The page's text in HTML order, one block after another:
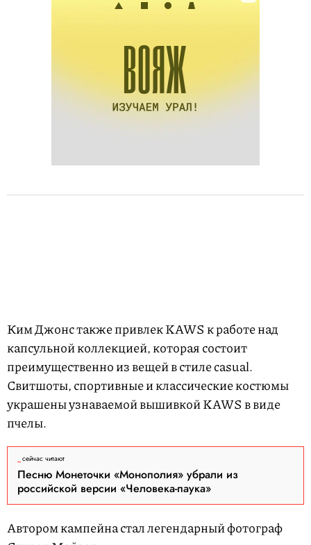
Ким Джонс также привлек KAWS к работе над
капсульной коллекцией, которая состоит
преимущественно из вещей в стиле casual.
Свитшоты, спортивные и классические костюмы
украшены узнаваемой вышивкой KAWS в виде
пчелы.
сейчас читают
Песню Монеточки «Монополия» убрали из
российской версии «Человека-паука»
Автором кампейна стал легендарный фотограф